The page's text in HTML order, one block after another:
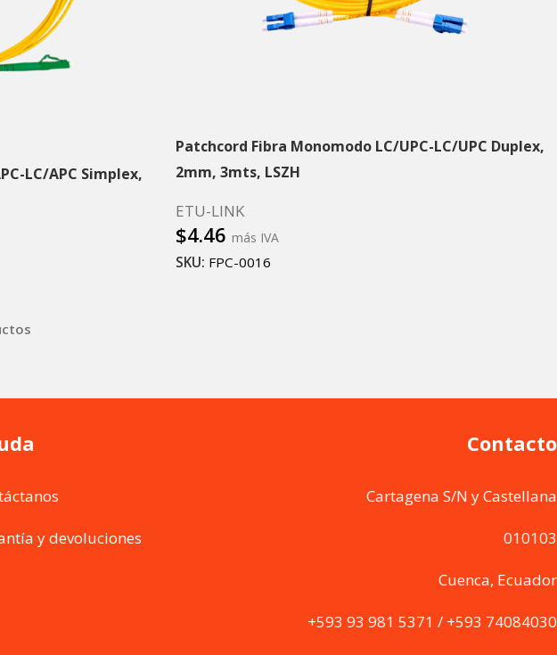
LC/APC Simplex,
Patchcord Fibra Monomodo LC/UPC-LC/UPC Duplex,
2mm, 3mts, LSZH
ETU-LINK
$4.46 más IVA
SKU: FPC-0016
y devoluciones
Contacto
Cartagena S/N y Castellana
010103
Cuenca, Ecuador
+593 93 981 5371 / +593 74084030